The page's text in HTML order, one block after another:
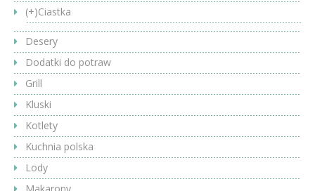
(+)Ciastka
Desery
Dodatki do potraw
Grill
Kluski
Kotlety
Kuchnia polska
Lody